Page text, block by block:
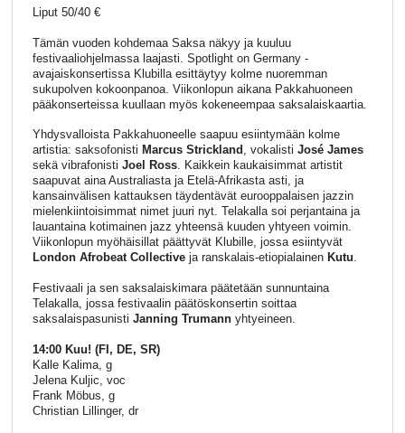
Liput 50/40 €
Tämän vuoden kohdemaa Saksa näkyy ja kuuluu
festivaaliohjelmassa laajasti. Spotlight on Germany -
avajaiskonsertissa Klubilla esittäytyy kolme nuoremman
sukupolven kokoonpanoa. Viikonlopun aikana Pakkahuoneen
pääkonserteissa kuullaan myös kokeneempaa saksalaiskaartia.
Yhdysvalloista Pakkahuoneelle saapuu esiintymään kolme
artistia: saksofonisti Marcus Strickland , vokalisti José James
sekä vibrafonisti Joel Ross. Kaikkein kaukaisimmat artistit
saapuvat aina Australiasta ja Etelä-Afrikasta asti, ja
kansainvälisen kattauksen täydentävät eurooppalaisen jazzin
mielenkiintoisimmat nimet juuri nyt. Telakalla soi perjantaina ja
lauantaina kotimainen jazz yhteensä kuuden yhtyeen voimin.
Viikonlopun myöhäisillat päättyvät Klubille, jossa esiintyvät
London Afrobeat Collectiveja ranskalais-etiopialainen Kutu.
Festivaali ja sen saksalaiskimara päätetään sunnuntaina
Telakalla, jossa festivaalin päätöskonsertin soittaa
saksalaispasunisti Janning Trumannyhtyeineen.
14:00 Kuu! (FI, DE, SR)
Kalle Kalima, g
Jelena Kuljic, voc
Frank Möbus, g
Christian Lillinger, dr